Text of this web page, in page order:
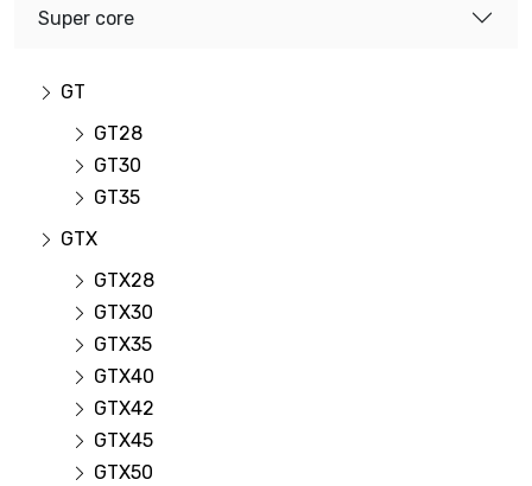
Super core
GT
GT28
GT30
GT35
GTX
GTX28
GTX30
GTX35
GTX40
GTX42
GTX45
GTX50